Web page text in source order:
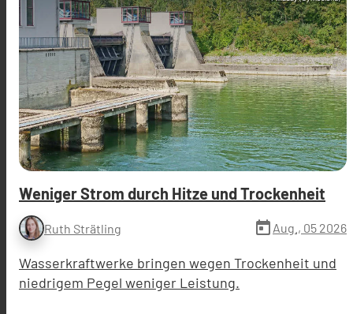
Weniger Strom durch Hitze und Trockenheit
Ruth Strätling today Aug., 05 2026
Wasserkraftwerke bringen wegen Trockenheit und
niedrigem Pegel weniger Leistung.